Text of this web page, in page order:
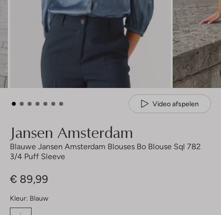
Video afspelen
Jansen Amsterdam
Blauwe Jansen Amsterdam Blouses Bo Blouse Sql 782
3/4 Puff Sleeve
€ 89,99
Kleur: Blauw